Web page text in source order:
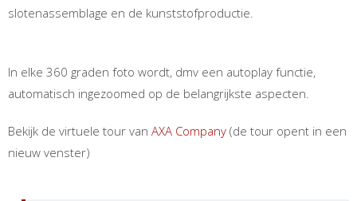
slotenassemblage en de kunststofproductie.
In elke 360 graden foto wordt, dmv een autoplay functie,
automatisch ingezoomed op de belangrijkste aspecten.
Bekijk de virtuele tour van AXA Company (de tour opent in een
nieuw venster)